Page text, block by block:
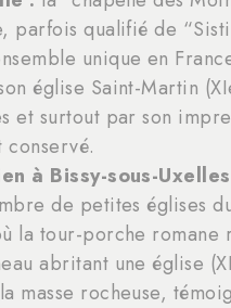
parfois qualifié de
unique en
église Saint-Martin
et surtout par son
à Bissy-sous-
de petites églises
la tour-porche romane
abritant une église
masse rocheuse,